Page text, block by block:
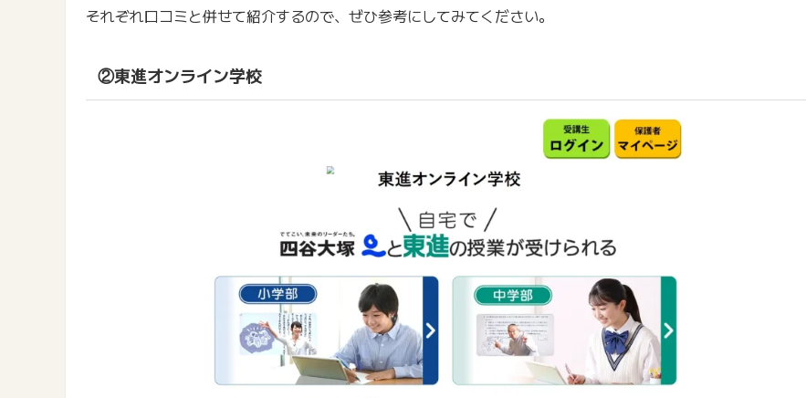
それぞれ口コミと併せて紹介するので、ぜひ参考にしてみてください。
②東進オンライン学校